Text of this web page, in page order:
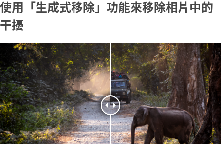
使用「生成式移除」功能來移除相片中的
干擾